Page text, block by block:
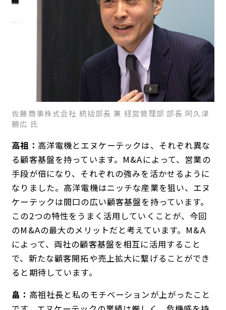
佐藤商事株式会社 統括部長 兼 経営管理部 部長 阿久津
勝広 氏
高祖： 高洋電機とエヌケーテックは、それぞれ異な
る顧客基盤を持っています。M&Aによって、営業の
手段が倍になり、それぞれの強みを活かせるように
なりました。高洋電機はニッチな産業を狙い、エヌ
ケーテックは間口の広い顧客基盤を持っています。
この2つの特性をうまく活用していくことが、今回
のM&Aの最大のメリットだと考えています。M&A
によって、両社の顧客基盤を相互に活用すること
で、新たな顧客開拓や売上拡大に繋げることができ
ると期待しています。
畠： 高祖社長と私のモチベーションが上がったこと